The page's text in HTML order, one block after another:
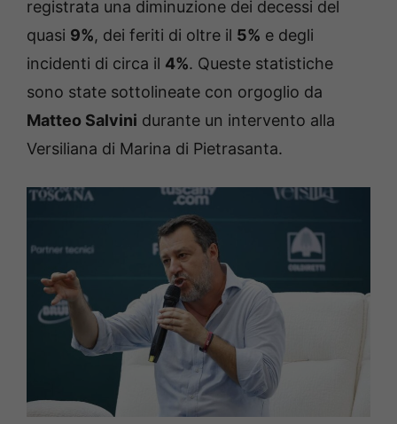
registrata una diminuzione dei decessi del
quasi 9%, dei feriti di oltre il 5% e degli
incidenti di circa il 4%. Queste statistiche
sono state sottolineate con orgoglio da
Matteo Salvini durante un intervento alla
Versiliana di Marina di Pietrasanta.